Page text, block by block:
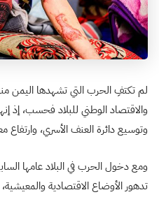
لم تكتفِ الحرب التي تشهدها اليمن
والاقتصاد الوطني للبلاد فحسب، إذ
وتوسيع دائرة العنف الأسري،
ومع دخول الحرب في البلاد عامها
تدهور الأوضاع الاقتصادية